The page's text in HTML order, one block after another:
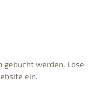
gebucht werden. Löse
ein.